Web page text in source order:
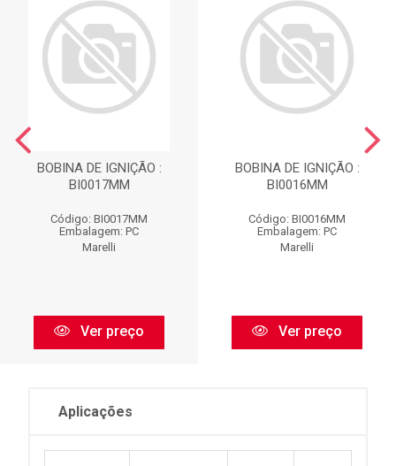
BOBINA DE IGNIÇÃO :
BI0017MM
Código: BI0017MM
Embalagem: PC
Marelli
Ver preço
BOBINA DE IGNIÇÃO :
BI0016MM
Código: BI0016MM
Embalagem: PC
Marelli
Ver preço
Aplicações